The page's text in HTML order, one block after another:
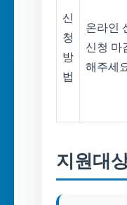
신
청
방
법
온라인
신청 마
해주세
지원대